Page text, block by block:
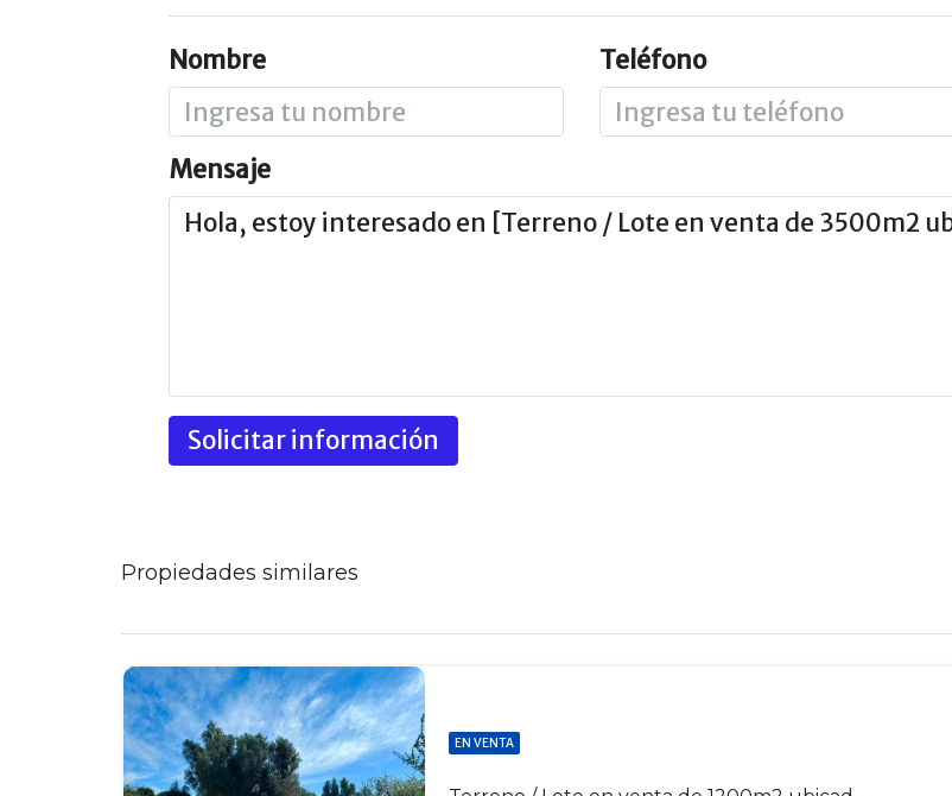
Nombre Teléfono
Mensaje
Solicitar información
Propiedades similares
EN VENTA